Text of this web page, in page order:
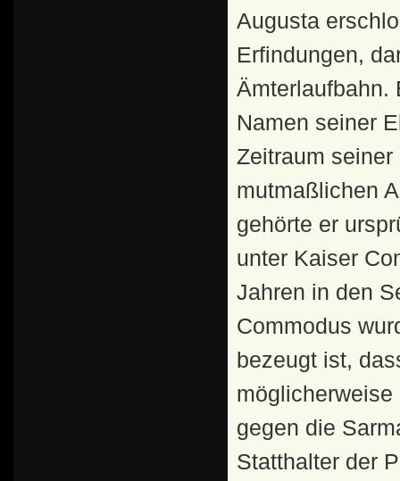
Augusta
Erfindungen,
Ämterlaufbahn.
Namen seiner
Zeitraum
mutmaßlichen
gehörte er
unter Kaiser
Jahren in den
Commodus
bezeugt ist,
gegen die
Statthalter der